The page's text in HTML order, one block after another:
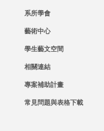
系所學會
藝術中心
學生藝文空間
相關連結
專案補助計畫
常見問題與表格下載